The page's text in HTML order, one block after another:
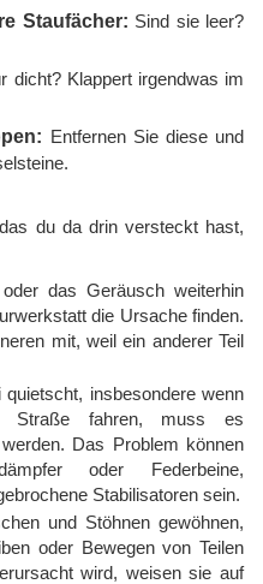
Staufächer: Sind sie leer?
dicht? Klappert irgendwas im
Entfernen Sie diese und
du da drin versteckt hast,
das Geräusch weiterhin
die Ursache finden.
mit, weil ein anderer Teil
insbesondere wenn
fahren, muss es
Das Problem können
oder Federbeine,
Stabilisatoren sein.
und Stöhnen gewöhnen,
oder Bewegen von Teilen
wird, weisen sie auf